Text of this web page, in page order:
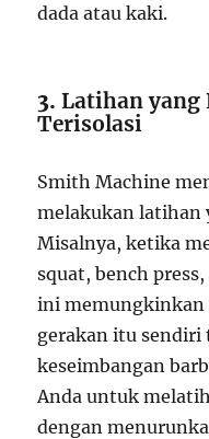
dada atau kaki.
3.Latihan yang
Terisolasi
Smith Machine
melakukan latihan
Misalnya, ketika
squat, bench
ini memungkinkan
gerakan itu sendiri
keseimbangan
Anda untuk
dengan